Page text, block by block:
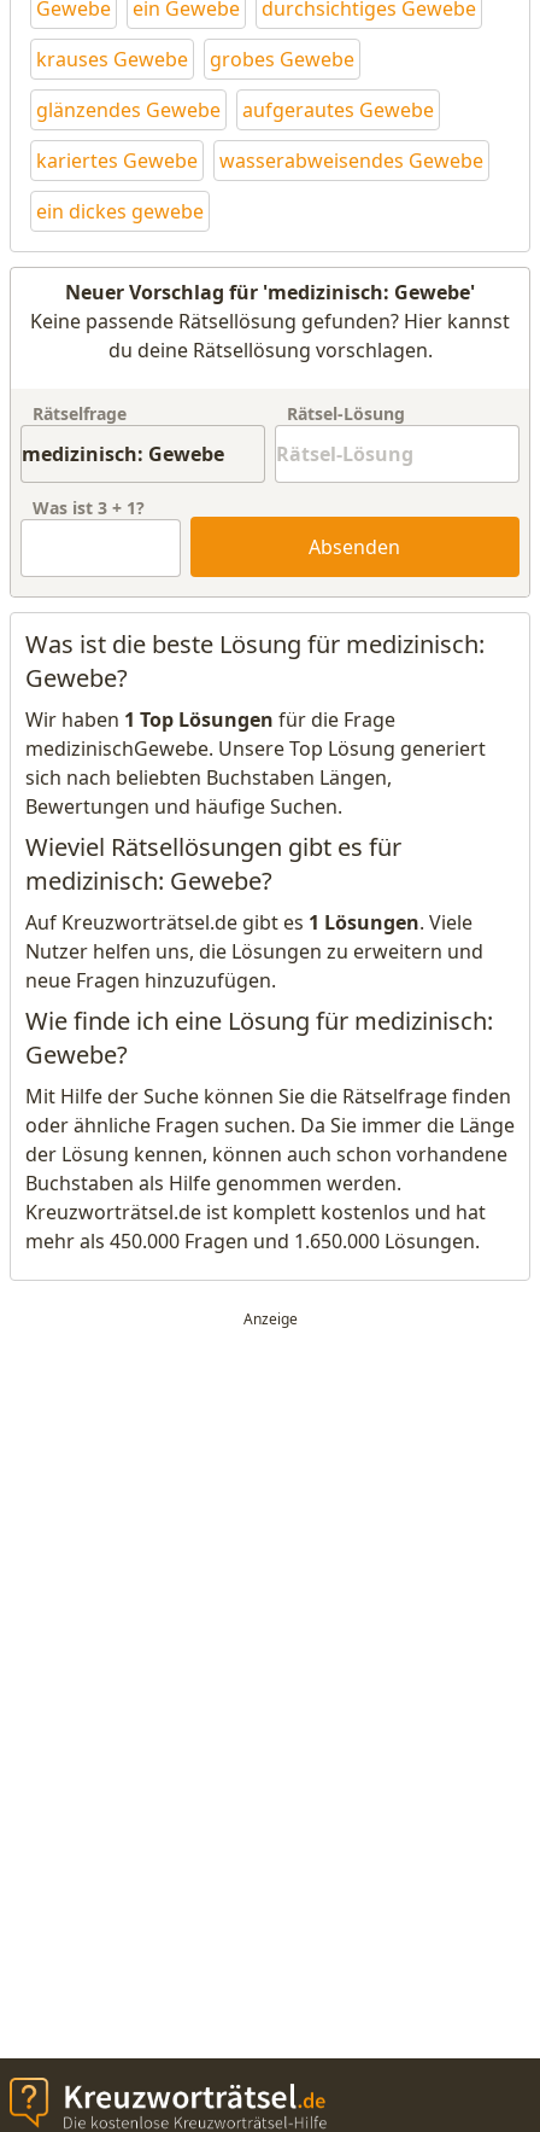
Gewebe ein Gewebe
durchsichtiges Gewebe
krauses Gewebe
grobes Gewebe
glänzendes Gewebe
aufgerautes Gewebe
kariertes Gewebe
wasserabweisendes Gewebe
ein dickes gewebe
Neuer Vorschlag für 'medizinisch: Gewebe'
Keine passende Rätsellösung gefunden? Hier kannst
du deine Rätsellösung vorschlagen.
Rätselfrage Rätsel-Lösung
Was ist 3 + 1?
Absenden
Was ist die beste Lösung für medizinisch:
Gewebe?
Wir haben 1 Top Lösungen für die Frage
medizinischGewebe. Unsere Top Lösung generiert
sich nach beliebten Buchstaben Längen,
Bewertungen und häufige Suchen.
Wieviel Rätsellösungen gibt es für
medizinisch: Gewebe?
Auf Kreuzworträtsel.de gibt es 1 Lösungen. Viele
Nutzer helfen uns, die Lösungen zu erweitern und
neue Fragen hinzuzufügen.
Wie finde ich eine Lösung für medizinisch:
Gewebe?
Mit Hilfe der Suche können Sie die Rätselfrage finden
oder ähnliche Fragen suchen. Da Sie immer die Länge
der Lösung kennen, können auch schon vorhandene
Buchstaben als Hilfe genommen werden.
Kreuzworträtsel.de ist komplett kostenlos und hat
mehr als 450.000 Fragen und 1.650.000 Lösungen.